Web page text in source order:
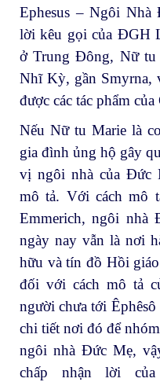
Ephesus – Ngôi
lời kêu gọi của ĐGH
ở Trung Đông, Nữ tu
Nhĩ Kỳ, gần Smyrna,
được các tác phẩm
Nếu Nữ tu Marie là
gia đình ủng hộ gây
vị ngôi nhà của Đức
mô tả. Với cách mô
Emmerich, ngôi nhà
ngày nay vẫn là nơi
hữu và tín đồ Hồi
đối với cách mô tả
người chưa tới
chi tiết nơi đó để
ngôi nhà Đức Mẹ,
chấp nhận lời